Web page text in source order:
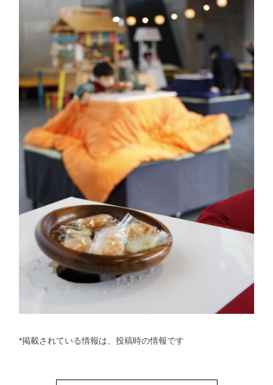
*掲載されている情報は、投稿時の情報です